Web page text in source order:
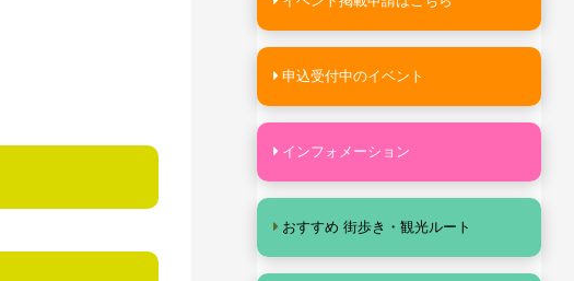
申込受付中のイベント
インフォメーション
おすすめ 街歩き・観光ルート